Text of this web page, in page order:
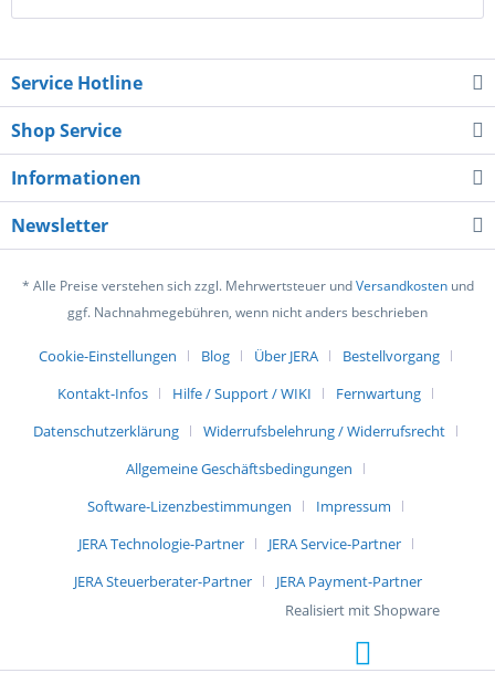
Service Hotline
Shop Service
Informationen
Newsletter
* Alle Preise verstehen sich zzgl. Mehrwertsteuer undVersandkostenund
ggf. Nachnahmegebühren, wenn nicht anders beschrieben
Cookie-Einstellungen Blog Über JERA
Bestellvorgang
Kontakt-Infos
Hilfe / Support / WIKI
Fernwartung
Datenschutzerklärung
Widerrufsbelehrung / Widerrufsrecht
Allgemeine Geschäftsbedingungen
Software-Lizenzbestimmungen
Impressum
JERA Technologie-Partner
JERA Service-Partner
JERA Steuerberater-Partner
JERA Payment-Partner
Realisiert mit Shopware